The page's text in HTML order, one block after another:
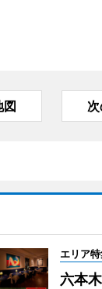
図
エリア
六本